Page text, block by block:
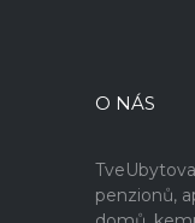
O NÁS
penzionů,